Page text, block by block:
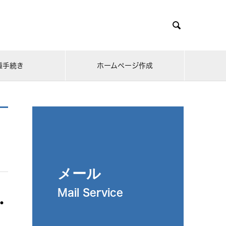

手続き ホームページ作成
メール
Mail Service